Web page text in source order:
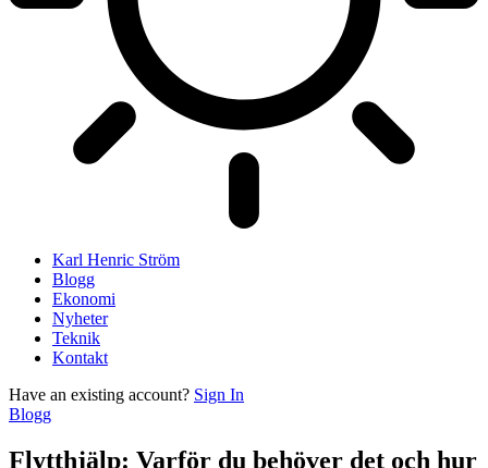
Karl Henric Ström
Blogg
Ekonomi
Nyheter
Teknik
Kontakt
Have an existing account? Sign In
Blogg
Flytthjälp: Varför du behöver det och hur